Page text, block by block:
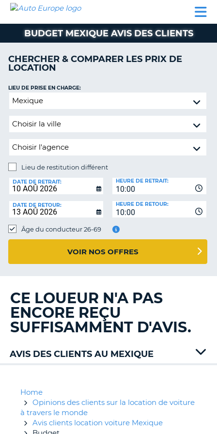
LOCATION
VOITURE
CLIENT
AUTO
EUROPE
LOCATION
VOITURE
MOBILHOME
PARTENAIRES
CLIENT
MON
RÉSERVATION
BELGIQUE
LANGUE
BUDGET MEXIQUE AVIS DES CLIENTS
CHERCHER & COMPARER LES PRIX DE
LOCATION
Lieu
restitution
LIEU DE PRISE EN CHARGE:
Lieu de restitution différent
DE
RESTITUTION:
DATE DE RETRAIT:
10:00
HEURE DE RETRAIT:
DATE DE RETOUR:
10:00
HEURE DE RETOUR:
Âge du conducteur 26-69
VOIR NOS OFFRES
CE LOUEUR N'A PAS
ENCORE REÇU
SUFFISAMMENT D'AVIS.
AVIS DES CLIENTS AU MEXIQUE
Dollar
Europcar
Hertz
Payless
Home
Opinions des clients sur la location de voiture
à travers le monde
Avis clients location voiture Mexique